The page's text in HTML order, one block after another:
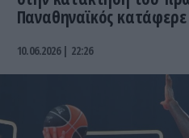
Παναθηναϊκός
10.06.2026 | 22:26